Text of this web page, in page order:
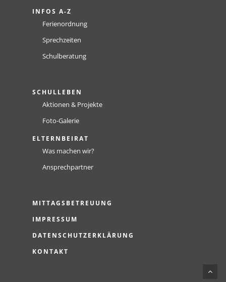
INFOS A-Z
Ferienordnung
Sprechzeiten
Schulberatung
SCHULLEBEN
Aktionen & Projekte
Foto-Galerie
ELTERNBEIRAT
Was machen wir?
Ansprechpartner
MITTAGSBETREUUNG
IMPRESSUM
DATENSCHUTZERKLÄRUNG
KONTAKT